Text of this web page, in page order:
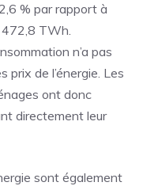
% par rapport à
TWh.
n’a pas
prix de l’énergie. Les
ont donc
directement leur
sont également